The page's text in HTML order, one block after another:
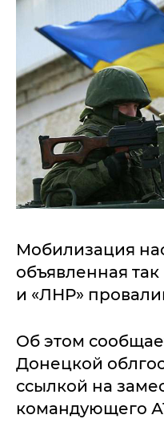
Мобилизация
объявленная
и «ЛНР»
Об этом
Донецкой
ссылкой на
командующего